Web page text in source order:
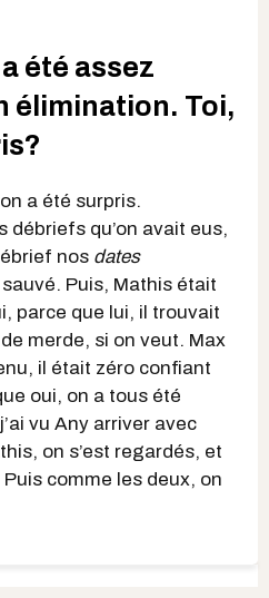
été assez
élimination. Toi,
a été surpris.
débriefs qu’on avait eus,
nos dates
Puis, Mathis était
parce que lui, il trouvait
merde, si on veut. Max
il était zéro confiant
oui, on a tous été
vu Any arriver avec
on s’est regardés, et
Puis comme les deux, on